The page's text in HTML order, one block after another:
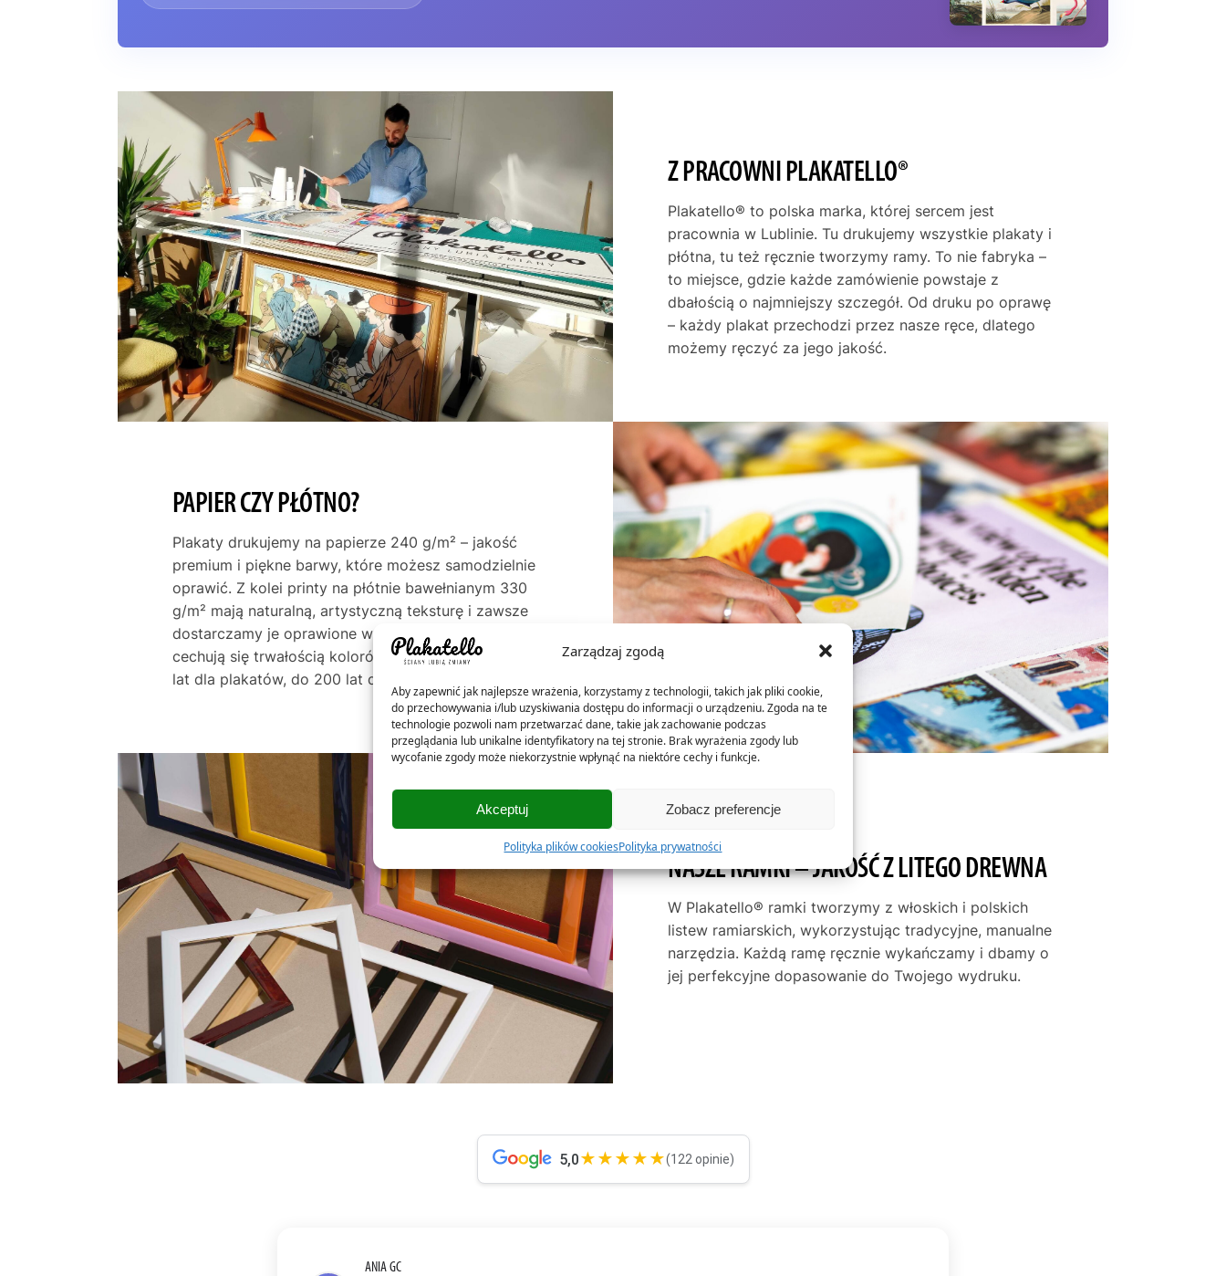
Zarządzaj zgodą
Aby zapewnić jak najlepsze wrażenia, korzystamy z technologii, takich jak pliki cookie,
do przechowywania i/lub uzyskiwania dostępu do informacji o urządzeniu. Zgoda na te
technologie pozwoli nam przetwarzać dane, takie jak zachowanie podczas
przeglądania lub unikalne identyfikatory na tej stronie. Brak wyrażenia zgody lub
wycofanie zgody może niekorzystnie wpłynąć na niektóre cechy i funkcje.
Akceptuj Zobacz preferencje
Polityka plików cookiesPolityka prywatności
Z PRACOWNI PLAKATELLO®
Plakatello® to polska marka, której sercem jest
pracownia w Lublinie. Tu drukujemy wszystkie plakaty i
płótna, tu też ręcznie tworzymy ramy. To nie fabryka –
to miejsce, gdzie każde zamówienie powstaje z
dbałością o najmniejszy szczegół. Od druku po oprawę
– każdy plakat przechodzi przez nasze ręce, dlatego
możemy ręczyć za jego jakość.
PAPIER CZY PŁÓTNO?
Plakaty drukujemy na papierze 240 g/m² – jakość
premium i piękne barwy, które możesz samodzielnie
oprawić. Z kolei printy na płótnie bawełnianym 330
g/m² mają naturalną, artystyczną teksturę i zawsze
dostarczamy je oprawione w ramę. Oba warianty
cechują się trwałością kolorów przez dekady – do 60
lat dla plakatów, do 200 lat dla płócien.
NASZE RAMKI – JAKOŚĆ Z LITEGO DREWNA
W Plakatello® ramki tworzymy z włoskich i polskich
listew ramiarskich, wykorzystując tradycyjne, manualne
narzędzia. Każdą ramę ręcznie wykańczamy i dbamy o
jej perfekcyjne dopasowanie do Twojego wydruku.
5,0★★★★★(122 opinie)
ANETA ROMANEK